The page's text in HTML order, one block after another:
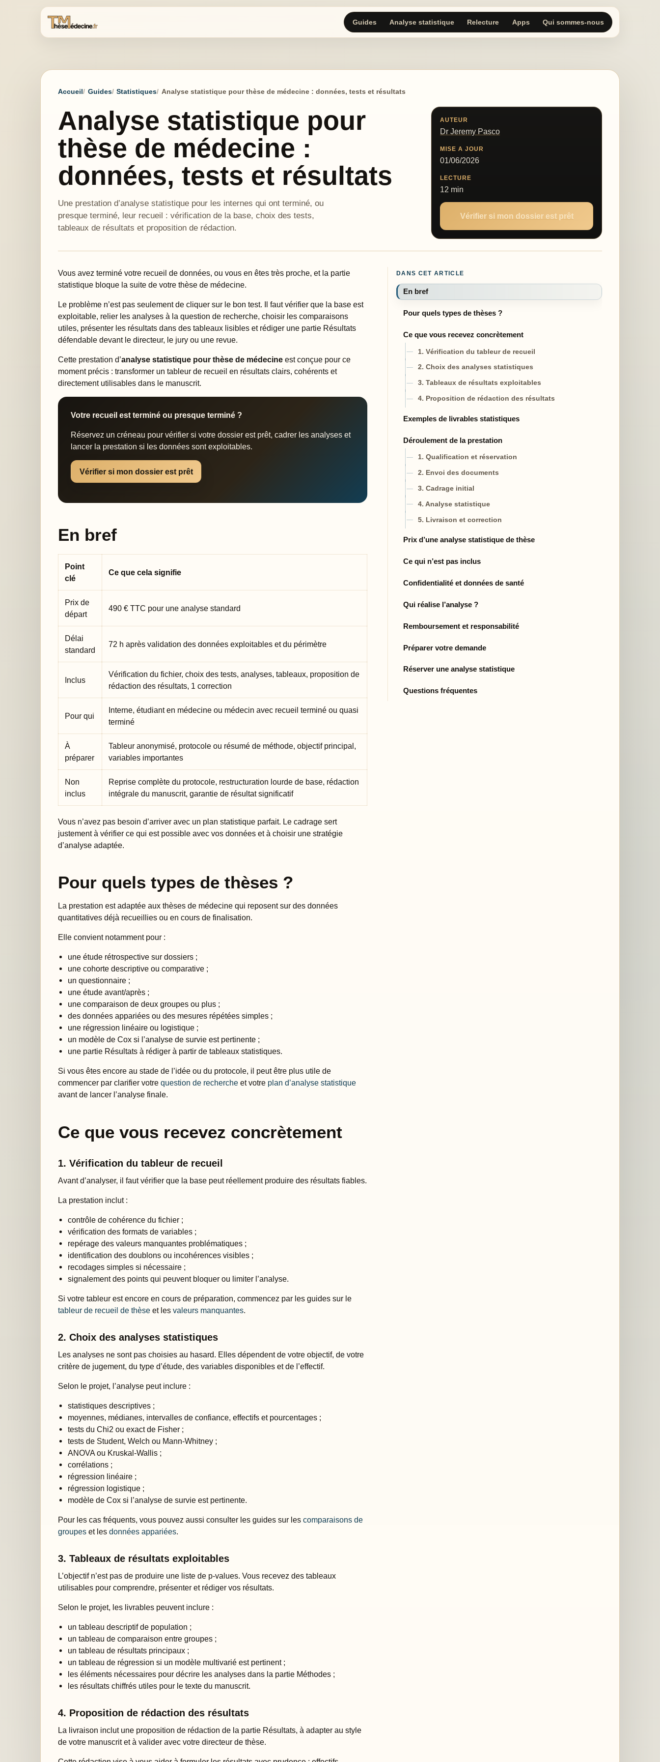
Guides Analyse statistique Relecture Apps Qui sommes-nous
Accueil Guides Statistiques Analyse statistique pour thèse de médecine : données, tests et résultats
Analyse statistique pour
thèse de médecine :
données, tests et résultats
Une prestation d’analyse statistique pour les internes qui ont terminé, ou
presque terminé, leur recueil : vérification de la base, choix des tests,
tableaux de résultats et proposition de rédaction.
AUTEUR
Dr Jeremy Pasco
MISE A JOUR
01/06/2026
LECTURE
12 min
Vérifier si mon dossier est prêt
Vous avez terminé votre recueil de données, ou vous en êtes très proche, et la partie
statistique bloque la suite de votre thèse de médecine.
Le problème n’est pas seulement de cliquer sur le bon test. Il faut vérifier que la base est
exploitable, relier les analyses à la question de recherche, choisir les comparaisons
utiles, présenter les résultats dans des tableaux lisibles et rédiger une partie Résultats
défendable devant le directeur, le jury ou une revue.
Cette prestation d’analyse statistique pour thèse de médecine est conçue pour ce
moment précis : transformer un tableur de recueil en résultats clairs, cohérents et
directement utilisables dans le manuscrit.
Votre recueil est terminé ou presque terminé ?
Réservez un créneau pour vérifier si votre dossier est prêt, cadrer les analyses et
lancer la prestation si les données sont exploitables.
Vérifier si mon dossier est prêt
En bref
Point
clé
Ce que cela signifie
Prix de
départ
490 € TTC pour une analyse standard
Délai
standard
72 h après validation des données exploitables et du périmètre
Inclus
Vérification du fichier, choix des tests, analyses, tableaux, proposition de
rédaction des résultats, 1 correction
Pour qui
Interne, étudiant en médecine ou médecin avec recueil terminé ou quasi
terminé
À
préparer
Tableur anonymisé, protocole ou résumé de méthode, objectif principal,
variables importantes
Non
inclus
Reprise complète du protocole, restructuration lourde de base, rédaction
intégrale du manuscrit, garantie de résultat significatif
Vous n’avez pas besoin d’arriver avec un plan statistique parfait. Le cadrage sert
justement à vérifier ce qui est possible avec vos données et à choisir une stratégie
d’analyse adaptée.
Pour quels types de thèses ?
La prestation est adaptée aux thèses de médecine qui reposent sur des données
quantitatives déjà recueillies ou en cours de finalisation.
Elle convient notamment pour :
une étude rétrospective sur dossiers ;
une cohorte descriptive ou comparative ;
un questionnaire ;
une étude avant/après ;
une comparaison de deux groupes ou plus ;
des données appariées ou des mesures répétées simples ;
une régression linéaire ou logistique ;
un modèle de Cox si l’analyse de survie est pertinente ;
une partie Résultats à rédiger à partir de tableaux statistiques.
Si vous êtes encore au stade de l’idée ou du protocole, il peut être plus utile de
commencer par clarifier votrequestion de recherche et votre plan d’analyse statistique
avant de lancer l’analyse finale.
Ce que vous recevez concrètement
1. Vérification du tableur de recueil
Avant d’analyser, il faut vérifier que la base peut réellement produire des résultats fiables.
La prestation inclut :
contrôle de cohérence du fichier ;
vérification des formats de variables ;
repérage des valeurs manquantes problématiques ;
identification des doublons ou incohérences visibles ;
recodages simples si nécessaire ;
signalement des points qui peuvent bloquer ou limiter l’analyse.
Si votre tableur est encore en cours de préparation, commencez par les guides sur le
tableur de recueil de thèse et lesvaleurs manquantes.
2. Choix des analyses statistiques
Les analyses ne sont pas choisies au hasard. Elles dépendent de votre objectif, de votre
critère de jugement, du type d’étude, des variables disponibles et de l’effectif.
Selon le projet, l’analyse peut inclure :
statistiques descriptives ;
moyennes, médianes, intervalles de confiance, effectifs et pourcentages ;
tests du Chi2 ou exact de Fisher ;
tests de Student, Welch ou Mann-Whitney ;
ANOVA ou Kruskal-Wallis ;
corrélations ;
régression linéaire ;
régression logistique ;
modèle de Cox si l’analyse de survie est pertinente.
Pour les cas fréquents, vous pouvez aussi consulter les guides sur lescomparaisons de
groupes et lesdonnées appariées.
3. Tableaux de résultats exploitables
L’objectif n’est pas de produire une liste de p-values. Vous recevez des tableaux
utilisables pour comprendre, présenter et rédiger vos résultats.
Selon le projet, les livrables peuvent inclure :
un tableau descriptif de population ;
un tableau de comparaison entre groupes ;
un tableau de résultats principaux ;
un tableau de régression si un modèle multivarié est pertinent ;
les éléments nécessaires pour décrire les analyses dans la partie Méthodes ;
les résultats chiffrés utiles pour le texte du manuscrit.
4. Proposition de rédaction des résultats
La livraison inclut une proposition de rédaction de la partie Résultats, à adapter au style
de votre manuscrit et à valider avec votre directeur de thèse.
DANS CET ARTICLE
En bref
Pour quels types de thèses ?
Ce que vous recevez concrètement
1. Vérification du tableur de recueil
2. Choix des analyses statistiques
3. Tableaux de résultats exploitables
4. Proposition de rédaction des résultats
Exemples de livrables statistiques
Déroulement de la prestation
1. Qualification et réservation
2. Envoi des documents
3. Cadrage initial
4. Analyse statistique
5. Livraison et correction
Prix d’une analyse statistique de thèse
Ce qui n’est pas inclus
Confidentialité et données de santé
Qui réalise l’analyse ?
Remboursement et responsabilité
Préparer votre demande
Réserver une analyse statistique
Questions fréquentes